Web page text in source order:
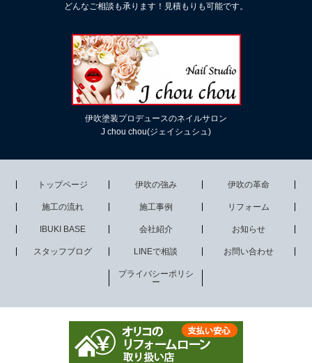
どんなご相談も承ります！見積もりも可能です。
伊吹塗装プロデュースのネイルサロン
J chou chou(ジェイシュシュ)
トップページ 伊吹の強み 伊吹の革命
施工の流れ 施工事例 リフォーム
IBUKI BASE 会社紹介 お知らせ
スタッフブログ LINEで相談 お問い合わせ
プライバシーポリシ
ー